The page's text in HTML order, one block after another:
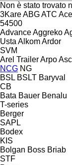
Non è stato trovato
3KareABGATC
54500
AdvanceAggreko
Usta AlkomArdor
SVM
Arel TrailerArpo
NCG NG
BSL BSLT Baryval
CB
Bata Bauer Benalu
T-series
Berger
SAPL
Bodex
KIS
Bolgan Boss Briab
STF